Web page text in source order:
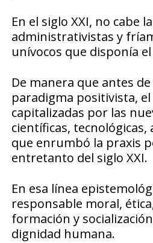
En el siglo XXI, no cabe
administrativistas y
unívocos que disponía
De manera que antes
paradigma positivista,
capitalizadas por las
científicas,
que enrumbó la praxis
entretanto del siglo XXI.
En esa línea
responsable moral,
formación y
dignidad humana.